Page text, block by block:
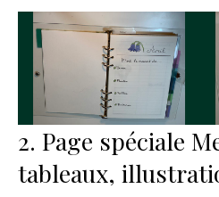
2. Page spéciale
tableaux,